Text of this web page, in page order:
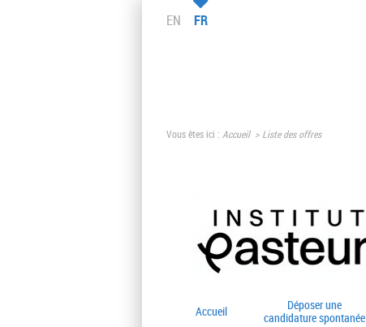
EN FR
Vous êtes ici : Accueil Liste des offres
Accueil
Déposer une
candidature spontanée